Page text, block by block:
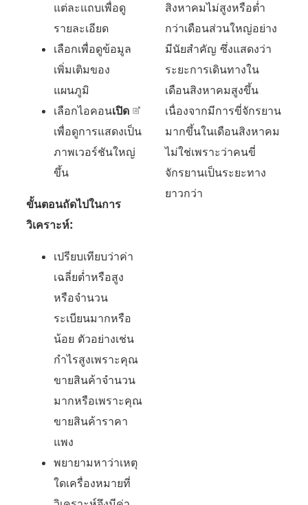
แต่ละแถบเพื่อดู
รายละเอียด
เลือกเพื่อดูข้อมูล
เพิ่มเติมของ
แผนภูมิ
เลือกไอคอนเปิด
เพื่อดูการแสดงเป็น
ภาพเวอร์ชันใหญ่
ขึ้น
ขั้นตอนถัดไปในการ
วิเคราะห์:
เปรียบเทียบว่าค่า
เฉลี่ยต่ำหรือสูง
หรือจำนวน
ระเบียนมากหรือ
น้อย ตัวอย่างเช่น
กำไรสูงเพราะคุณ
ขายสินค้าจำนวน
มากหรือเพราะคุณ
ขายสินค้าราคา
แพง
พยายามหาว่าเหตุ
ใดเครื่องหมายที่
สิงหาคมไม่สูงหรือต่ำ
กว่าเดือนส่วนใหญ่อย่าง
มีนัยสำคัญ ซึ่งแสดงว่า
ระยะการเดินทางใน
เดือนสิงหาคมสูงขึ้น
เนื่องจากมีการขี่จักรยาน
มากขึ้นในเดือนสิงหาคม
ไม่ใช่เพราะว่าคนขี่
จักรยานเป็นระยะทาง
ยาวกว่า